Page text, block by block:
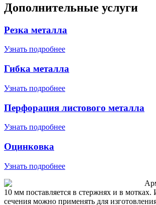
Дополнительные услуги
Резка металла
Узнать подробнее
Гибка металла
Узнать подробнее
Перфорация листового металла
Узнать подробнее
Оцинковка
Узнать подробнее
10 мм поставляется в стержнях и в мотках.
сечения можно применять для